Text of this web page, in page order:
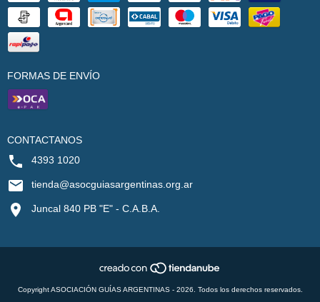
FORMAS DE ENVÍO
CONTACTANOS
4393 1020
tienda@asocguiasargentinas.org.ar
Juncal 840 PB "E" - C.A.B.A.
Copyright ASOCIACIÓN GUÍAS ARGENTINAS - 2026. Todos los derechos reservados.